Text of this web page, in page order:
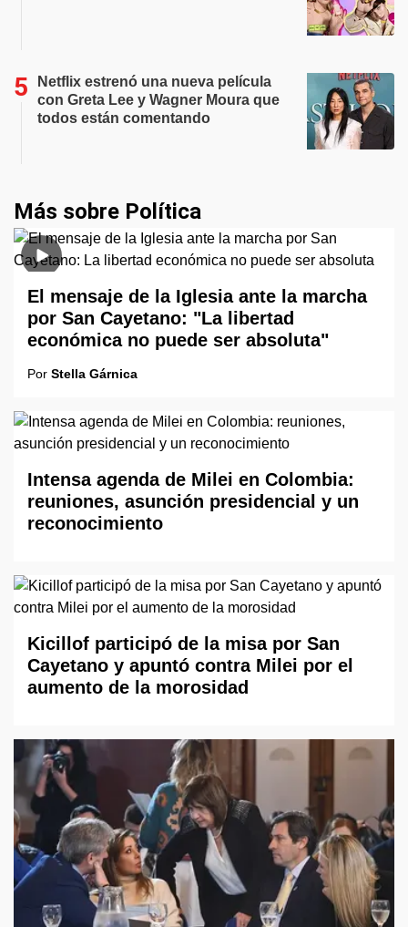
Netflix estrenó una nueva película
con Greta Lee y Wagner Moura que
todos están comentando
Más sobre Política
El mensaje de la Iglesia ante la marcha
por San Cayetano: "La libertad
económica no puede ser absoluta"
Por Stella Gárnica
Intensa agenda de Milei en Colombia:
reuniones, asunción presidencial y un
reconocimiento
Kicillof participó de la misa por San
Cayetano y apuntó contra Milei por el
aumento de la morosidad